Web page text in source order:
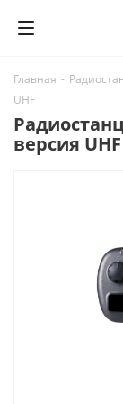
Главная -
UHF
версия UHF